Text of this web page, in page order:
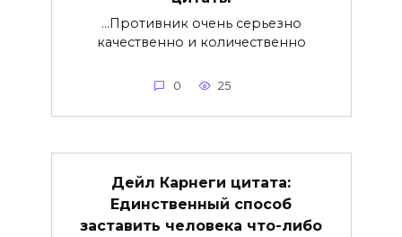
…Противник очень серьезно
качественно и количественно
0 25
Дейл Карнеги цитата:
Единственный способ
заставить человека что-либо